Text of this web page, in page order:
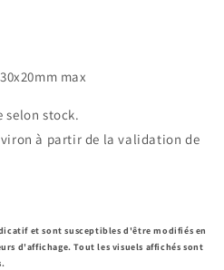
max
selon stock.
à partir de la validation de
et sont susceptibles d'être modifiés en
d'affichage. Tout les visuels affichés sont